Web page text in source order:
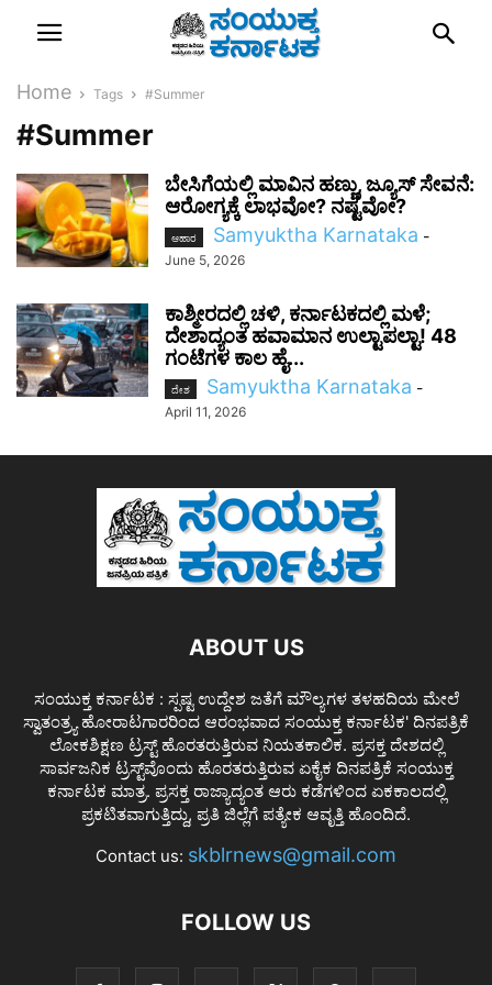
Home Tags #Summer
#Summer
ಬೇಸಿಗೆಯಲ್ಲಿ ಮಾವಿನ ಹಣ್ಣು, ಜ್ಯೂಸ್ ಸೇವನೆ:
ಆರೋಗ್ಯಕ್ಕೆ ಲಾಭವೋ? ನಷ್ಟವೋ?
ಆಹಾರ Samyuktha Karnataka -
June 5, 2026
ಕಾಶ್ಮೀರದಲ್ಲಿ ಚಳಿ, ಕರ್ನಾಟಕದಲ್ಲಿ ಮಳೆ;
ದೇಶಾದ್ಯಂತ ಹವಾಮಾನ ಉಲ್ಟಾಪಲ್ಟಾ! 48
ಗಂಟೆಗಳ ಕಾಲ ಹೈ...
ದೇಶ Samyuktha Karnataka -
April 11, 2026
ABOUT US
ಸಂಯುಕ್ತ ಕರ್ನಾಟಕ : ಸ್ಪಷ್ಟ ಉದ್ದೇಶ ಜತೆಗೆ ಮೌಲ್ಯಗಳ ತಳಹದಿಯ ಮೇಲೆ
ಸ್ವಾತಂತ್ರ್ಯ ಹೋರಾಟಗಾರರಿಂದ ಆರಂಭವಾದ ಸಂಯುಕ್ತ ಕರ್ನಾಟಕ' ದಿನಪತ್ರಿಕೆ
ಲೋಕಶಿಕ್ಷಣ ಟ್ರಸ್ಟ್ ಹೊರತರುತ್ತಿರುವ ನಿಯತಕಾಲಿಕ. ಪ್ರಸಕ್ತ ದೇಶದಲ್ಲಿ
ಸಾರ್ವಜನಿಕ ಟ್ರಸ್ಟ್‌ವೊಂದು ಹೊರತರುತ್ತಿರುವ ಏಕೈಕ ದಿನಪತ್ರಿಕೆ ಸಂಯುಕ್ತ
ಕರ್ನಾಟಕ ಮಾತ್ರ. ಪ್ರಸಕ್ತ ರಾಜ್ಯಾದ್ಯಂತ ಆರು ಕಡೆಗಳಿಂದ ಏಕಕಾಲದಲ್ಲಿ
ಪ್ರಕಟಿತವಾಗುತ್ತಿದ್ದು, ಪ್ರತಿ ಜಿಲ್ಲೆಗೆ ಪತ್ಯೇಕ ಆವೃತ್ತಿ ಹೊಂದಿದೆ.
Contact us: skblrnews@gmail.com
FOLLOW US